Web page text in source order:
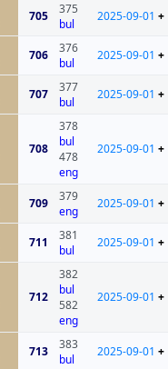
705
375
bul
2025-09-01 +
706
376
bul
2025-09-01 +
707
377
bul
2025-09-01 +
708
378
bul
478
eng
2025-09-01 +
709
379
eng
2025-09-01 +
711
381
bul
2025-09-01 +
712
382
bul
582
eng
2025-09-01 +
713
383
bul
2025-09-01 +